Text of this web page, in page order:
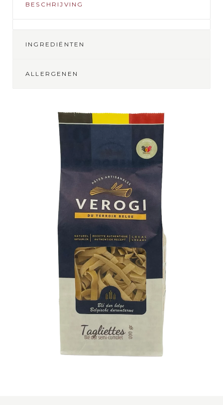
BESCHRIJVING
INGREDIËNTEN
ALLERGENEN